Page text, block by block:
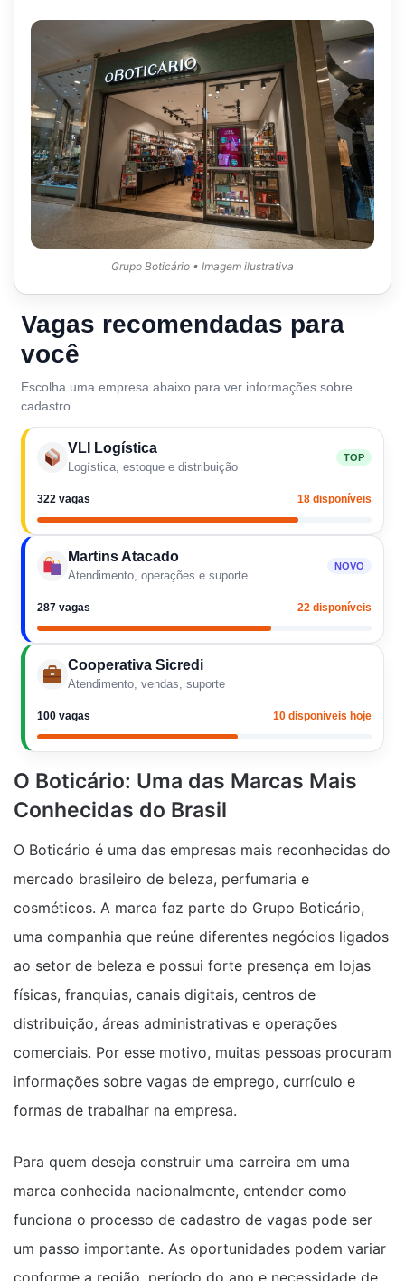
Grupo Boticário • Imagem ilustrativa
Vagas recomendadas para
você
Escolha uma empresa abaixo para ver informações sobre
cadastro.
VLI Logística
Logística, estoque e distribuição
TOP
322 vagas 18 disponíveis
Martins Atacado
Atendimento, operações e suporte
NOVO
287 vagas 22 disponíveis
Cooperativa Sicredi
Atendimento, vendas, suporte
100 vagas 10 disponiveis hoje
O Boticário: Uma das Marcas Mais
Conhecidas do Brasil
O Boticário é uma das empresas mais reconhecidas do
mercado brasileiro de beleza, perfumaria e
cosméticos. A marca faz parte do Grupo Boticário,
uma companhia que reúne diferentes negócios ligados
ao setor de beleza e possui forte presença em lojas
físicas, franquias, canais digitais, centros de
distribuição, áreas administrativas e operações
comerciais. Por esse motivo, muitas pessoas procuram
informações sobre vagas de emprego, currículo e
formas de trabalhar na empresa.
Para quem deseja construir uma carreira em uma
marca conhecida nacionalmente, entender como
funciona o processo de cadastro de vagas pode ser
um passo importante. As oportunidades podem variar
conforme a região, período do ano e necessidade de